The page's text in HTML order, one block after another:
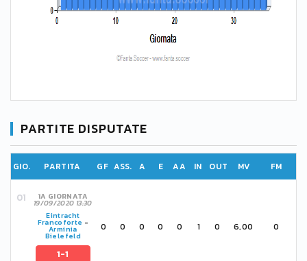
PARTITE DISPUTATE
GIO. PARTITA GF ASS. A E AA IN OUT MV FM
1A GIORNATA
19/09/2020 13:30
Eintracht
Francoforte -
Arminia
Bielefeld
1-1
0 0 0 0 0 1 0 6,00 0